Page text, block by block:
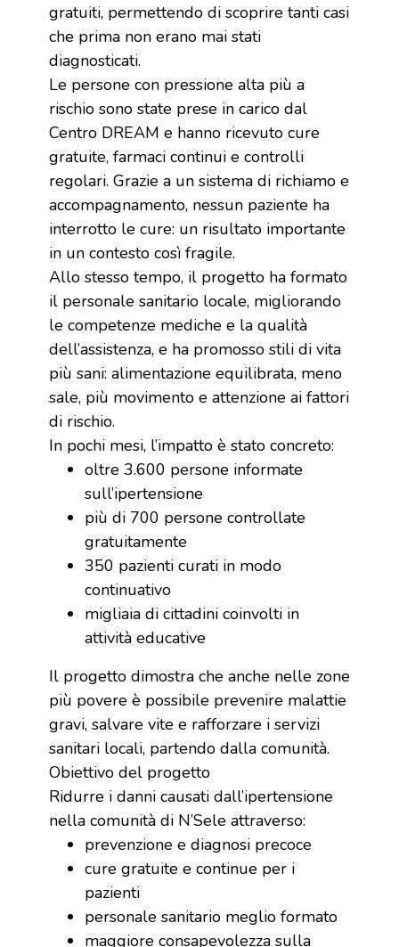
gratuiti, permettendo di scoprire tanti casi
che prima non erano mai stati
diagnosticati.
Le persone con pressione alta più a
rischio sono state prese in carico dal
Centro DREAM e hanno ricevuto cure
gratuite, farmaci continui e controlli
regolari. Grazie a un sistema di richiamo e
accompagnamento, nessun paziente ha
interrotto le cure: un risultato importante
in un contesto così fragile.
Allo stesso tempo, il progetto ha formato
il personale sanitario locale, migliorando
le competenze mediche e la qualità
dell’assistenza, e ha promosso stili di vita
più sani: alimentazione equilibrata, meno
sale, più movimento e attenzione ai fattori
di rischio.
In pochi mesi, l’impatto è stato concreto:
oltre 3.600 persone informate
sull’ipertensione
più di 700 persone controllate
gratuitamente
350 pazienti curati in modo
continuativo
migliaia di cittadini coinvolti in
attività educative
Il progetto dimostra che anche nelle zone
più povere è possibile prevenire malattie
gravi, salvare vite e rafforzare i servizi
sanitari locali, partendo dalla comunità.
Obiettivo del progetto
Ridurre i danni causati dall’ipertensione
nella comunità di N’Sele attraverso:
prevenzione e diagnosi precoce
cure gratuite e continue per i
pazienti
personale sanitario meglio formato
maggiore consapevolezza sulla